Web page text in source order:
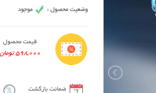
قیمت محصول
598,000 تومان
ضمانت بازگشت